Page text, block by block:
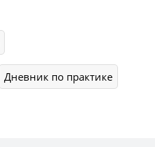
Дневник по практике